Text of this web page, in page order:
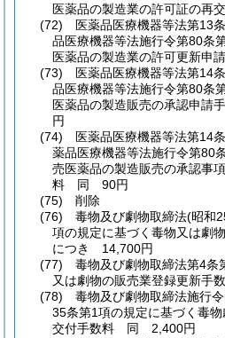
医薬品の製造業の許可証の
(72)
医薬品医療機器等法第13
品医療機器等法施行令第80条
医薬品の製造業の許可更新
(73)
医薬品医療機器等法第14
品医療機器等法施行令第80条
医薬品の製造販売の承認申
円
(74)
医薬品医療機器等法第14
薬品医療機器等法施行令第80
売医薬品の製造販売の承認事
料 同 90円
(75)
削除
(76)
毒物及び劇物取締法(昭和
項の規定に基づく毒物又は劇
につき 14,700円
(77)
毒物及び劇物取締法第4条
又は劇物の販売業登録更新
(78)
毒物及び劇物取締法施行令
35条第1項の規定に基づく毒
交付手数料 同 2,400円